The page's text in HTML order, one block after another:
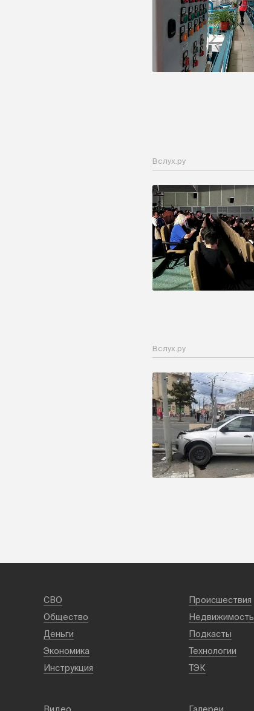
Вслух.ру
Вслух.ру
СВО Происшествия
Общество
Недвижимость
Деньги
Подкасты
Экономика
Технологии
Инструкция
ТЭК